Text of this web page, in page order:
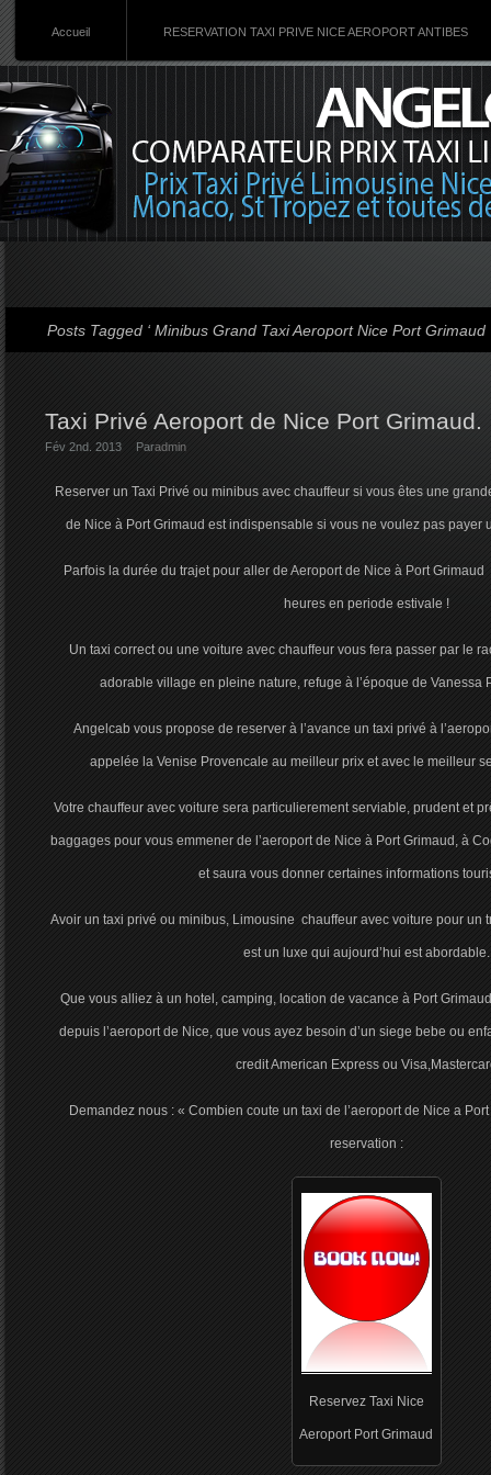
Accueil RESERVATION TAXI PRIVE NICE AEROPORT ANTIBES
Posts Tagged ‘ Minibus Grand Taxi Aeroport Nice Port Grimaud
Taxi Privé Aeroport de Nice Port Grimaud.
Fév 2nd. 2013 Paradmin
Reserver un Taxi Privé ou minibus avec chauffeur si vous êtes une
de Nice à Port Grimaud est indispensable si vous ne voulez pas payer
Parfois la durée du trajet pour aller de Aeroport de Nice à Port
heures en periode estivale !
Un taxi correct ou une voiture avec chauffeur vous fera passer par le
adorable village en pleine nature, refuge à l’époque de Vanessa
Angelcab vous propose de reserver à l’avance un taxi privé à
appelée la Venise Provencale au meilleur prix et avec le meilleur
Votre chauffeur avec voiture sera particulierement serviable, prudent et
baggages pour vous emmener de l’aeroport de Nice à Port Grimaud, à
et saura vous donner certaines informations
Avoir un taxi privé ou minibus, Limousine chauffeur avec voiture pour un
est un luxe qui aujourd’hui est abordable.
Que vous alliez à un hotel, camping, location de vacance à Port
depuis l’aeroport de Nice, que vous ayez besoin d’un siege bebe ou
credit American Express ou
Demandez nous : « Combien coute un taxi de l’aeroport de Nice a
reservation :
Reservez Taxi Nice
Aeroport Port Grimaud